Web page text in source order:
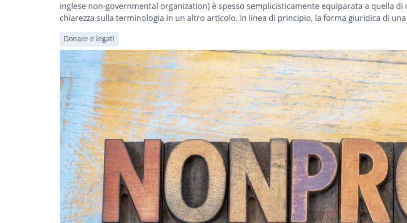
inglese non-governmental organization) è spesso semplicisticamente equiparata a quella di
chiarezza sulla terminologia in un altro articolo. In linea di principio, la forma giuridica di
Donare e legati